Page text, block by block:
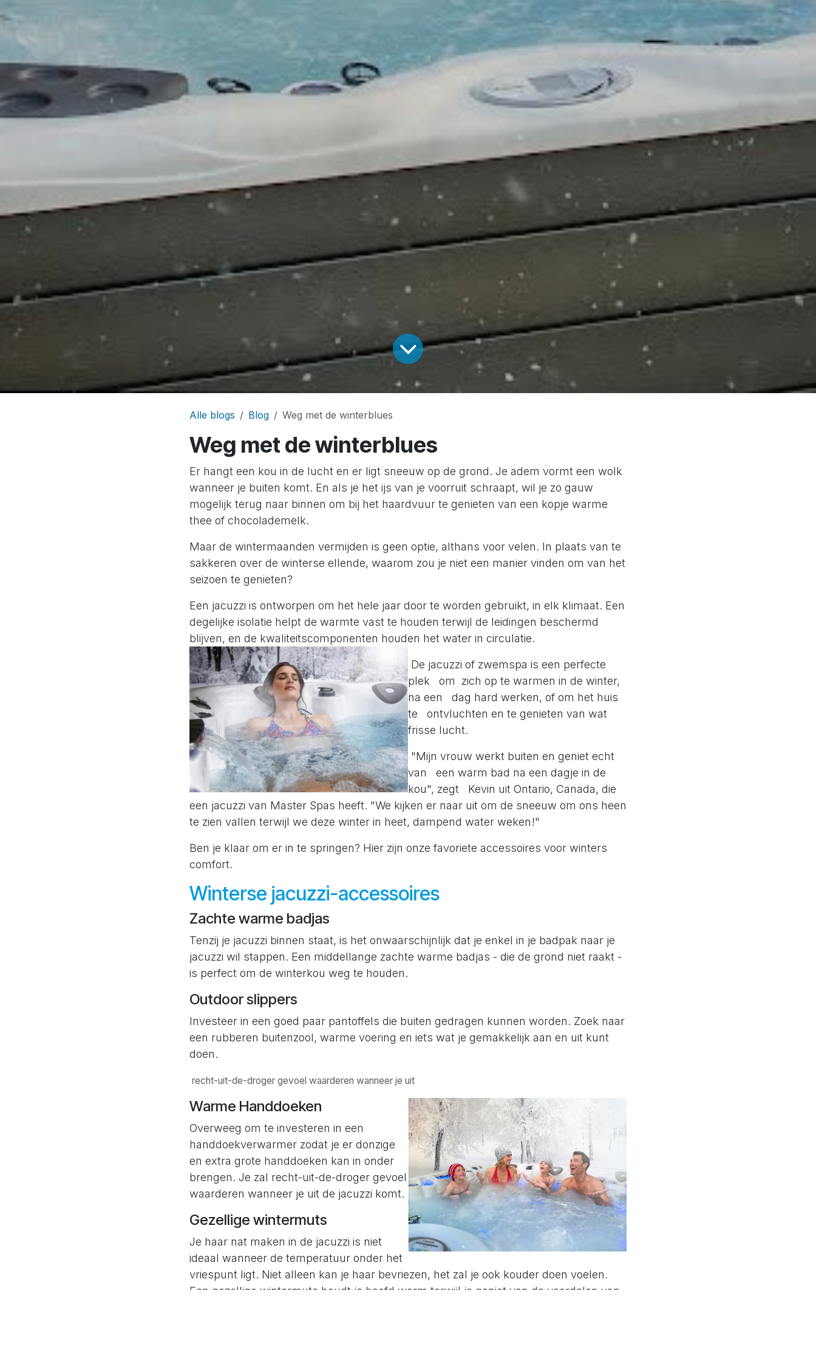
Alle blogs Blog Weg met de winterblues
Weg met de winterblues
Er hangt een kou in de lucht en er ligt sneeuw op de grond. Je adem vormt een wolk
wanneer je buiten komt. En als je het ijs van je voorruit schraapt, wil je zo gauw
mogelijk terug naar binnen om bij het haardvuur te genieten van een kopje warme
thee of chocolademelk.
Maar de wintermaanden vermijden is geen optie, althans voor velen. In plaats van te
sakkeren over de winterse ellende, waarom zou je niet een manier vinden om van het
seizoen te genieten?
Een jacuzzi is ontworpen om het hele jaar door te worden gebruikt, in elk klimaat. Een
degelijke isolatie helpt de warmte vast te houden terwijl de leidingen beschermd
blijven, en de kwaliteitscomponenten houden het water in circulatie.
De jacuzzi of zwemspa is een perfecte
plek om zich op te warmen in de winter,
na een dag hard werken, of om het huis
te ontvluchten en te genieten van wat
frisse lucht.
"Mijn vrouw werkt buiten en geniet echt
van een warm bad na een dagje in de
kou", zegt Kevin uit Ontario, Canada, die
een jacuzzi van Master Spas heeft. "We kijken er naar uit om de sneeuw om ons heen
te zien vallen terwijl we deze winter in heet, dampend water weken!"
Ben je klaar om er in te springen? Hier zijn onze favoriete accessoires voor winters
comfort.
Winterse jacuzzi-accessoires
Zachte warme badjas
Tenzij je jacuzzi binnen staat, is het onwaarschijnlijk dat je enkel in je badpak naar je
jacuzzi wil stappen. Een middellange zachte warme badjas - die de grond niet raakt -
is perfect om de winterkou weg te houden.
Outdoor slippers
Investeer in een goed paar pantoffels die buiten gedragen kunnen worden. Zoek naar
een rubberen buitenzool, warme voering en iets wat je gemakkelijk aan en uit kunt
doen.
recht-uit-de-droger gevoel waarderen wanneer je uit
Warme Handdoeken
Overweeg om te investeren in een
handdoekverwarmer zodat je er donzige
en extra grote handdoeken kan in onder
brengen. Je zal recht-uit-de-droger gevoel
waarderen wanneer je uit de jacuzzi komt.
Gezellige wintermuts
Je haar nat maken in de jacuzzi is niet
ideaal wanneer de temperatuur onder het
vriespunt ligt. Niet alleen kan je haar bevriezen, het zal je ook kouder doen voelen.
Een gezellige wintermuts houdt je hoofd warm terwijl je geniet van de voordelen van